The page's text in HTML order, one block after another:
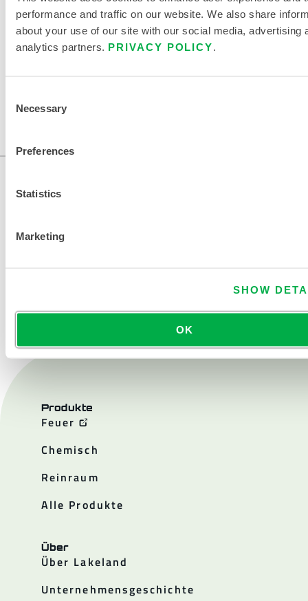
performance and traffic on our website. We also share
about your use of our site with our social media, advertising
analytics partners. PRIVACY POLICY
Selection
Necessary
Preferences
Statistics
Marketing
SHOW
OK
EINE ANDERE CHEMIKALIE FINDEN
Produkte
Feuer
Chemisch
Reinraum
Alle Produkte
Über
Über Lakeland
Unternehmensgeschichte